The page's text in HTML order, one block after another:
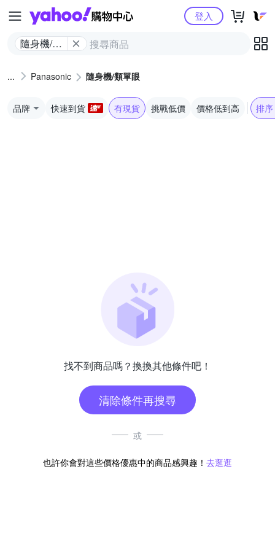
Yahoo購物中心
隨身機/類
登入
Panasonic 隨身機/類單眼
品牌 快速到貨 有現貨 挑戰低價 價格低到高 排序
找不到商品嗎？換換其他條件吧！
清除條件再搜尋
或
也許你會對這些價格優惠中的商品感興趣！ 去逛逛